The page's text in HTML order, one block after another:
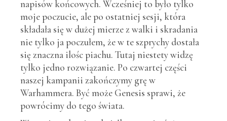
napisów końcowych. Wcześniej to było tylko
moje poczucie, ale po ostatniej sesji, która
składała się w dużej mierze z walki i skradania
nie tylko ja poczułem, że w te szprychy dostała
się znaczna ilośc piachu. Tutaj niestety widzę
tylko jedno rozwiązanie. Po czwartej części
naszej kampanii zakończymy grę w
Warhammera. Być może Genesis sprawi, że
powrócimy do tego świata.